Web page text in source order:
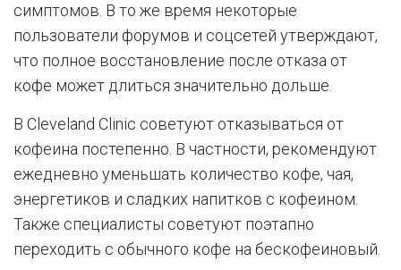
симптомов. В то же время некоторые
пользователи форумов и соцсетей утверждают,
что полное восстановление после отказа от
кофе может длиться значительно дольше.
В Cleveland Clinic советуют отказываться от
кофеина постепенно. В частности, рекомендуют
ежедневно уменьшать количество кофе, чая,
энергетиков и сладких напитков с кофеином.
Также специалисты советуют поэтапно
переходить с обычного кофе на бескофеиновый.